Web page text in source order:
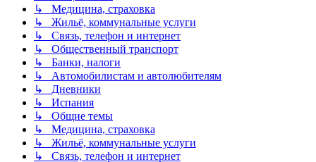
↳ Медицина, страховка
↳ Жильё, коммунальные услуги
↳ Связь, телефон и интернет
↳ Общественный транспорт
↳ Банки, налоги
↳ Автомобилистам и автолюбителям
↳ Дневники
↳ Испания
↳ Общие темы
↳ Медицина, страховка
↳ Жильё, коммунальные услуги
↳ Связь, телефон и интернет